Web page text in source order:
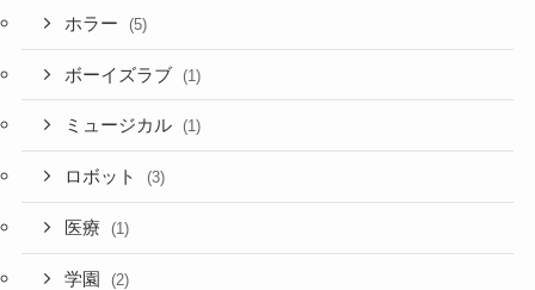
ホラー (5)
ボーイズラブ (1)
ミュージカル (1)
ロボット (3)
医療 (1)
学園 (2)